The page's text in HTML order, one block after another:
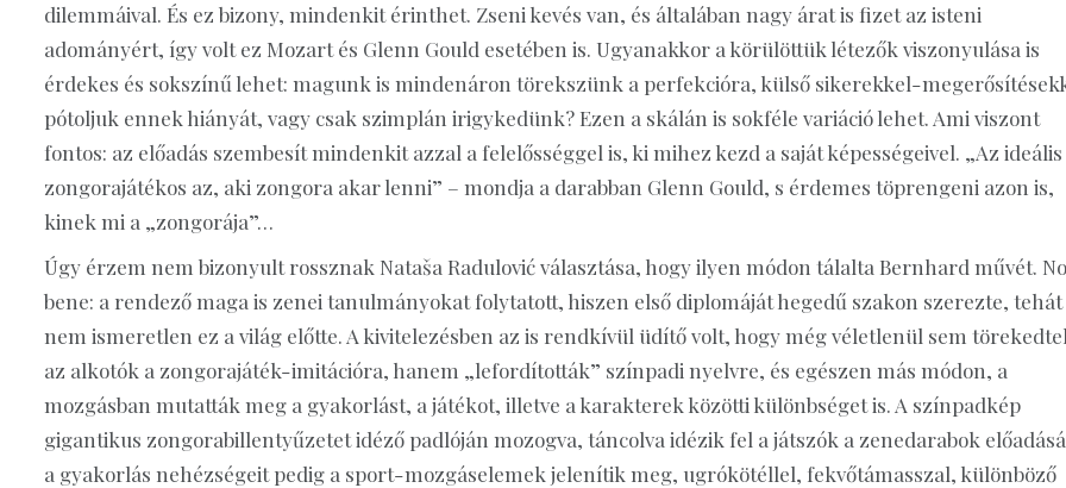
dilemmáival. És ez bizony, mindenkit érinthet. Zseni kevés van, és általában nagy árat is fizet az isteni
adományért, így volt ez Mozart és Glenn Gould esetében is. Ugyanakkor a körülöttük létezők viszonyulása is
érdekes és sokszínű lehet: magunk is mindenáron törekszünk a perfekcióra, külső sikerekkel-
pótoljuk ennek hiányát, vagy csak szimplán irigykedünk? Ezen a skálán is sokféle variáció lehet. Ami viszont
fontos: az előadás szembesít mindenkit azzal a felelősséggel is, ki mihez kezd a saját képességeivel. „Az ideális
zongorajátékos az, aki zongora akar lenni” – mondja a darabban Glenn Gould, s érdemes töprengeni azon is,
kinek mi a „zongorája”…
Úgy érzem nem bizonyult rossznak Nataša Radulović választása, hogy ilyen módon tálalta Bernhard művét.
bene: a rendező maga is zenei tanulmányokat folytatott, hiszen első diplomáját hegedű szakon szerezte, tehát
nem ismeretlen ez a világ előtte. A kivitelezésben az is rendkívül üdítő volt, hogy még véletlenül sem
az alkotók a zongorajáték-imitációra, hanem „lefordították” színpadi nyelvre, és egészen más módon, a
mozgásban mutatták meg a gyakorlást, a játékot, illetve a karakterek közötti különbséget is. A színpadkép
gigantikus zongorabillentyűzetet idéző padlóján mozogva, táncolva idézik fel a játszók a zenedarabok
a gyakorlás nehézségeit pedig a sport-mozgáselemek jelenítik meg, ugrókötéllel, fekvőtámasszal, különböző